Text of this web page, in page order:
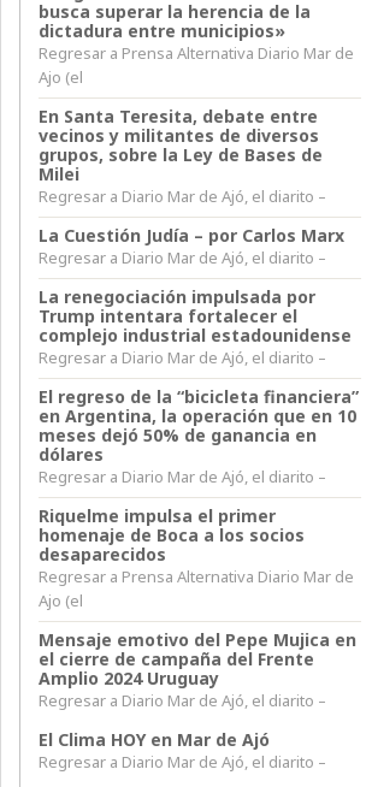
busca superar la herencia de la
dictadura entre municipios»
Regresar a Prensa Alternativa Diario Mar de
Ajo (el
En Santa Teresita, debate entre
vecinos y militantes de diversos
grupos, sobre la Ley de Bases de
Milei
Regresar a Diario Mar de Ajó, el diarito –
La Cuestión Judía – por Carlos Marx
Regresar a Diario Mar de Ajó, el diarito –
La renegociación impulsada por
Trump intentara fortalecer el
complejo industrial estadounidense
Regresar a Diario Mar de Ajó, el diarito –
El regreso de la “bicicleta financiera”
en Argentina, la operación que en 10
meses dejó 50% de ganancia en
dólares
Regresar a Diario Mar de Ajó, el diarito –
Riquelme impulsa el primer
homenaje de Boca a los socios
desaparecidos
Regresar a Prensa Alternativa Diario Mar de
Ajo (el
Mensaje emotivo del Pepe Mujica en
el cierre de campaña del Frente
Amplio 2024 Uruguay
Regresar a Diario Mar de Ajó, el diarito –
El Clima HOY en Mar de Ajó
Regresar a Diario Mar de Ajó, el diarito –